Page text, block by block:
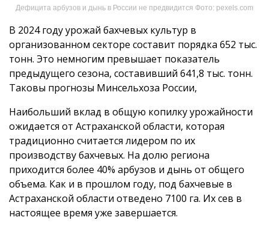
Дефицита арбузов и дынь в России не предвидится Фото: pexels.com
В 2024 году урожай бахчевых культур в
организованном секторе составит порядка 652 тыс.
тонн. Это немногим превышает показатель
предыдущего сезона, составивший 641,8 тыс. тонн.
Таковы прогнозы Минсельхоза России,
Наибольший вклад в общую копилку урожайности
ожидается от Астраханской области, которая
традиционно считается лидером по их
производству бахчевых. На долю региона
приходится более 40% арбузов и дынь от общего
объема. Как и в прошлом году, под бахчевые в
Астраханской области отведено 7100 га. Их сев в
настоящее время уже завершается.